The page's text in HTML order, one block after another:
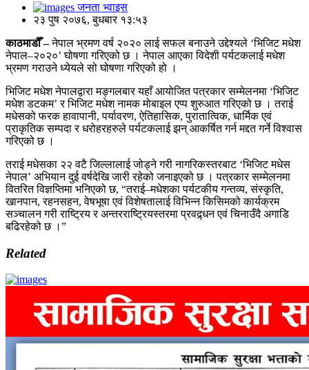
जनता भ्वाइस
२३ पुष २०७६, बुधबार १३:५३
काठमाडौँ –नेपाल भ्रमण वर्ष २०२० लाई सफल बनाउने उद्देश्यले ‘भिजिट मधेश
नेपाल–२०२०’ घोषणा गरिएको छ । नेपाल आएका विदेशी पर्यटकलाई मधेश
भ्रमण गराउने ध्येयले सो घोषणा गरिएको हो ।
भिजिट मधेश नेपालद्वारा मङ्गलबार यहाँ आयोजित पत्रकार सम्मेलनमा ‘भिजिट
मधेश डटकम’ र भिजिट मधेश नामक मोबाइल एप्प शुरुआत गरिएको छ । तराई
मधेसको फरक हावापानी, पर्यावरण, ऐतिहासिक, पुरातात्विक, धार्मिक एवं
प्राकृतिक सम्पदा र धरोहरहरुले पर्यटकलाई झन् आकर्षित गर्न मद्दत गर्ने विश्वास
गरिएको छ ।
तराई मधेसका २२ वटै जिल्लालाई जोड्ने गरी नागरिकस्तरबाट ‘भिजिट मधेस
नेपाल’ अभियान दुई वर्षदेखि जारी रहेको जनाइएको छ । पत्रकार सम्मेलनमा
वितरित विज्ञप्तिमा भनिएको छ, “तराई–मधेशका पर्यटकीय गन्तव्य, संस्कृति,
खानपान, रहनसहन, वेषभूषा एवं विशेषतालाई विभिन्न किसिमको कार्यक्रम
सञ्चालन गरी राष्ट्रिय र अन्तरराष्ट्रियस्तरमा प्रवद्र्धन एवं चिनाउँदै अगाडि
बढिरहेको छ ।”
Related